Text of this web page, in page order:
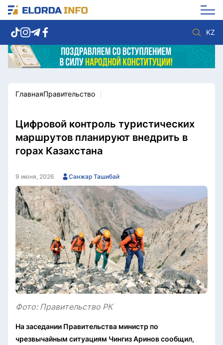
KZ
Новости столицы
Политика
Спорт
Культура
Разное
Видео
Мир
Послание
Служба Комплаенс
ГлавнаяПравительство
Цифровой контроль туристических
маршрутов планируют внедрить в
горах Казахстана
9 июня, 2026 Санжар Ташибай
Фото: Правительство РК
На заседании Правительства министр по
чрезвычайным ситуациям Чингиз Аринов сообщил,